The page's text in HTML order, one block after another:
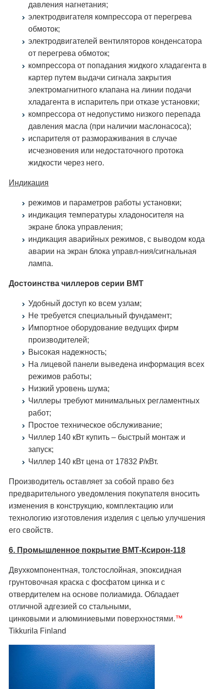
давления нагнетания;
электродвигателя компрессора от перегрева
обмоток;
электродвигателей вентиляторов конденсатора
от перегрева обмоток;
компрессора от попадания жидкого хладагента в
картер путем выдачи сигнала закрытия
электромагнитного клапана на линии подачи
хладагента в испаритель при отказе установки;
компрессора от недопустимо низкого перепада
давления масла (при наличии маслонасоса);
испарителя от размораживания в случае
исчезновения или недостаточного протока
жидкости через него.
Индикация
режимов и параметров работы установки;
индикация температуры хладоносителя на
экране блока управления;
индикация аварийных режимов, с выводом кода
аварии на экран блока управл-ния/сигнальная
лампа.
Достоинства чиллеров серии ВМТ
Удобный доступ ко всем узлам;
Не требуется специальный фундамент;
Импортное оборудование ведущих фирм
производителей;
Высокая надежность;
На лицевой панели выведена информация всех
режимов работы;
Низкий уровень шума;
Чиллеры требуют минимальных регламентных
работ;
Простое техническое обслуживание;
Чиллер 140 кВт купить – быстрый монтаж и
запуск;
Чиллер 140 кВт цена от 17832 ₽/кВт.
Производитель оставляет за собой право без
предварительного уведомления покупателя вносить
изменения в конструкцию, комплектацию или
технологию изготовления изделия с целью улучшения
его свойств.
6. Промышленное покрытие ВМТ-Ксирон-118
Двухкомпонентная, толстослойная, эпоксидная
грунтовочная краска с фосфатом цинка и с
отвердителем на основе полиамида. Обладает
отличной адгезией со стальными,
цинковыми и алюминиевыми поверхностями.™
Tikkurila Finland